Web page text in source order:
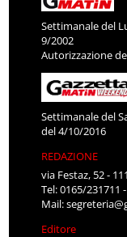
Settimanale del
9/2002
Autorizzazione
Settimanale del
del 4/10/2016
REDAZIONE
via Festaz, 52 -
Tel: 0165/231711
Mail:
Editore